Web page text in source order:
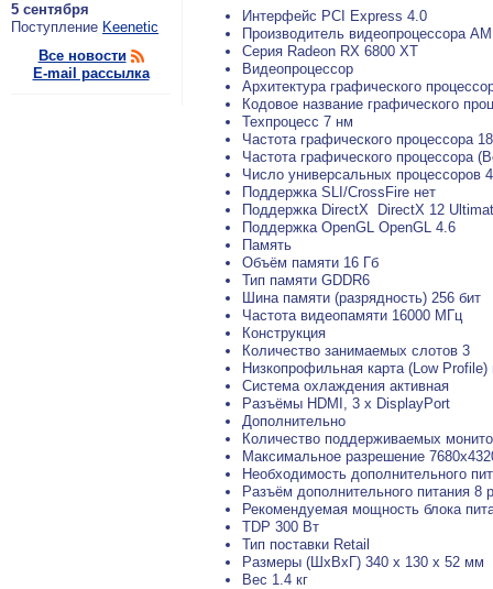
5 сентября
По­ступ­ле­ние Keenetic
Все новости
E-mail рассылка
Интерфейс PCI Express 4.0
Производитель видеопроцессора
Серия Radeon RX 6800 XT
Видеопроцессор
Архитектура графического
Кодовое название графического
Техпроцесс 7 нм
Частота графического процессора
Частота графического процессора
Число универсальных процессоров
Поддержка SLI/CrossFire нет
Поддержка DirectX DirectX 12
Поддержка OpenGL OpenGL 4.6
Память
Объём памяти 16 Гб
Тип памяти GDDR6
Шина памяти (разрядность) 256 бит
Частота видеопамяти 16000 МГц
Конструкция
Количество занимаемых слотов 3
Низкопрофильная карта (Low Profile)
Система охлаждения активная
Разъёмы HDMI, 3 x DisplayPort
Дополнительно
Количество поддерживаемых
Максимальное разрешение
Необходимость дополнительного
Разъём дополнительного питания 8
Рекомендуемая мощность блока
TDP 300 Вт
Тип поставки Retail
Размеры (ШхВхГ) 340 x 130 x 52 мм
Вес 1.4 кг